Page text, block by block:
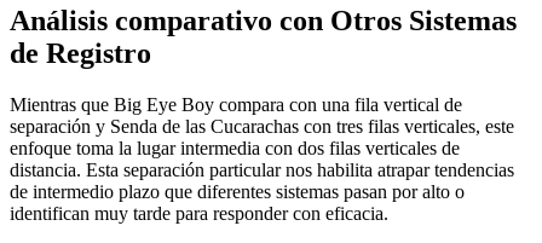
Análisis comparativo con Otros Sistemas
de Registro
Mientras que Big Eye Boy compara con una fila vertical de
separación y Senda de las Cucarachas con tres filas verticales, este
enfoque toma la lugar intermedia con dos filas verticales de
distancia. Esta separación particular nos habilita atrapar tendencias
de intermedio plazo que diferentes sistemas pasan por alto o
identifican muy tarde para responder con eficacia.